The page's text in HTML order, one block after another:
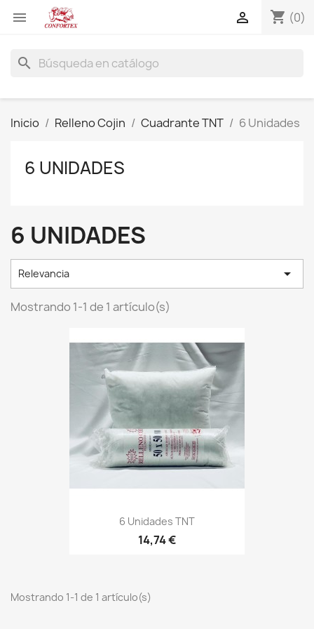
 shopping_cart (0)

search
Inicio Relleno Cojin Cuadrante TNT 6 Unidades
6 UNIDADES
6 UNIDADES
Relevancia 
Mostrando 1-1 de 1 artículo(s)
6 Unidades TNT
14,74 €
Mostrando 1-1 de 1 artículo(s)